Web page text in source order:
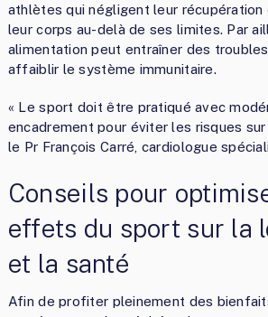
athlètes qui négligent leur récupération
leur corps au-delà de ses limites. Par
alimentation peut entraîner des
affaiblir le système immunitaire.
« Le sport doit être pratiqué avec
encadrement pour éviter les risques
le Pr François Carré, cardiologue
Conseils pour
effets du sport sur la
et la santé
Afin de profiter pleinement des